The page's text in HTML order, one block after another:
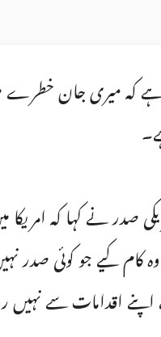
ہے کہ میری جان
صدر نے کہا کہ
کیے جو کوئی صدر
اقدامات سے